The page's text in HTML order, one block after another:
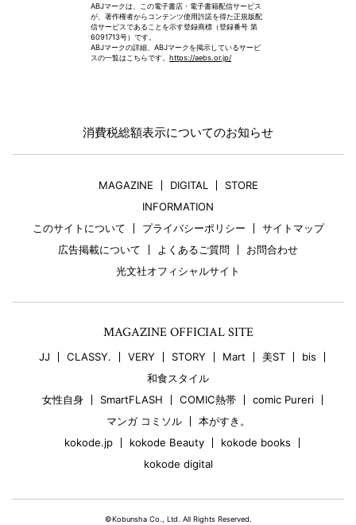
ABJマークは、この電子書店・電子書籍配信サービス
が、著作権者からコンテンツ使用許諾を得た正規版配
信サービスであることを示す登録商標（登録番号 第
6091713号）です。
ABJマークの詳細、ABJマークを掲示しているサービ
スの一覧はこちらです。 https://aebs.or.jp/
消費税総額表示についてのお知らせ
MAGAZINE DIGITAL
STORE
INFORMATION
このサイトについて
プライバシーポリシー
サイトマップ
広告掲載について
よくあるご質問
お問合わせ
光文社オフィシャルサイト
MAGAZINE OFFICIAL SITE
JJ CLASSY. VERY STORY Mart 美ST
bis
和食スタイル
女性自身
SmartFLASH COMIC熱帯
comic Pureri
マンガ コミソル
本がすき。
kokode.jp
kokode Beauty
kokode books
kokode digital
©Kobunsha Co., Ltd. All Rights Reserved.